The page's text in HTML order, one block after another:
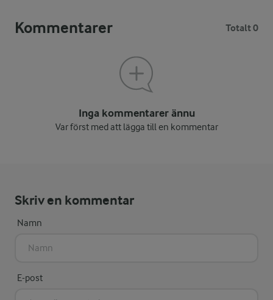
Kommentarer Totalt 0
Inga kommentarer ännu
Var först med att lägga till en kommentar
Skriv en kommentar
Namn
E-post